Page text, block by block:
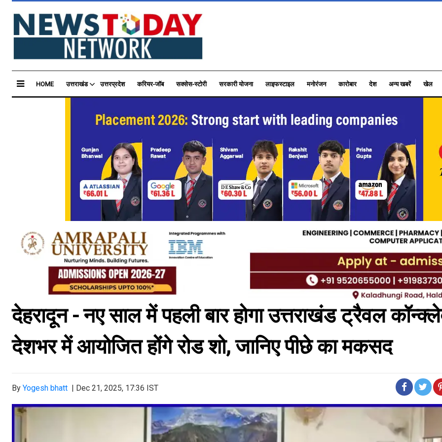
HOME उत्तराखंड उत्तरप्रदेश करियर-जॉब सक्सेस-स्टोरी सरकारी योजना लाइफस्टाइल मनोरंजन कारोबार देश अन्य खबरें खेल
देहरादून- नए साल में पहली बार होगा उत्तराखंड ट्रैवल
देशभर में आयोजित होंगे रोड शो, जानिए पीछे का मकसद
By Yogesh bhatt | Dec 21, 2025, 17:36 IST